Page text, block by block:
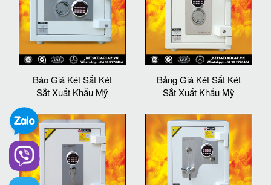
Báo Giá Két Sắt Két
Sắt Xuất Khẩu Mỹ
Bảng Giá Két Sắt Két
Sắt Xuất Khẩu Mỹ